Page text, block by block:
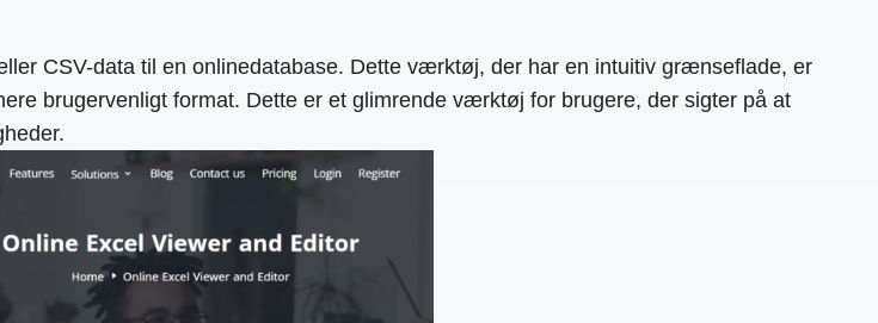
CSV-data til en onlinedatabase. Dette værktøj, der har en intuitiv grænseflade, er
brugervenligt format. Dette er et glimrende værktøj for brugere, der sigter på at